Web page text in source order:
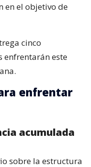
en el objetivo de
cinco
enfrentarán este
enfrentar
acumulada
sobre la estructura